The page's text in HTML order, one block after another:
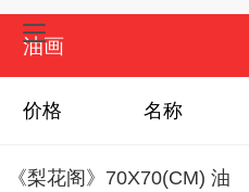
油画
价格 名称
《梨花阁》70X70(CM) 油